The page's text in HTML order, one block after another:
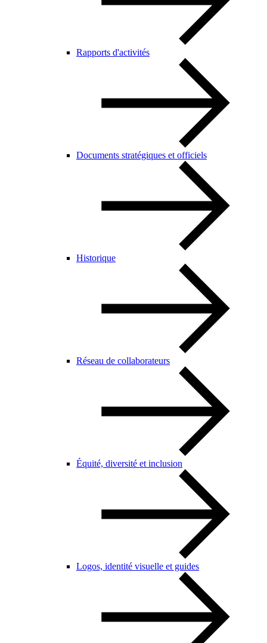
Rapports d'activités
Documents stratégiques et officiels
Historique
Réseau de collaborateurs
Équité, diversité et inclusion
Logos, identité visuelle et guides